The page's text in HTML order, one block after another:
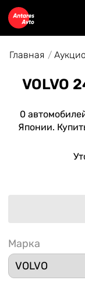
Главная
VOLVO
0
Японии.
Марка